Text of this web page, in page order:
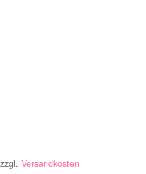
zzgl. Versandkosten